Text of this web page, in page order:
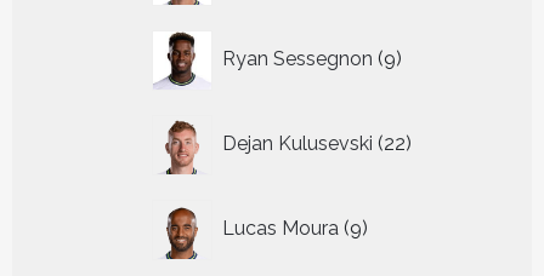
Ryan Sessegnon 9
producten
Dejan Kulusevski 22
producten
Lucas Moura 9
producten